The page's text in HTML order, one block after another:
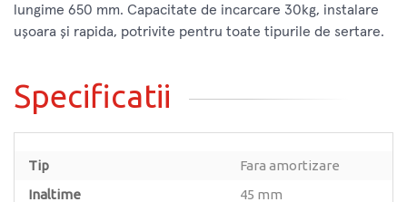
lungime 650 mm. Capacitate de incarcare 30kg, instalare
ușoara și rapida, potrivite pentru toate tipurile de sertare.
Specificatii
Tip
Fara amortizare
Inaltime
45 mm